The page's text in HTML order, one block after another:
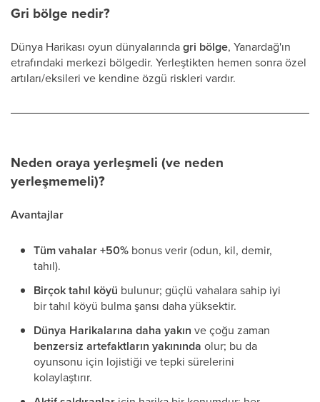
Gri bölge nedir?
Dünya Harikası oyun dünyalarındagri bölge, Yanardağ'ın
etrafındaki merkezi bölgedir. Yerleştikten hemen sonra özel
artıları/eksileri ve kendine özgü riskleri vardır.
Neden oraya yerleşmeli (ve neden
yerleşmemeli)?
Avantajlar
Tüm vahalar +50% bonus verir (odun, kil, demir,
tahıl).
Birçok tahıl köyü bulunur; güçlü vahalara sahip iyi
bir tahıl köyü bulma şansı daha yüksektir.
Dünya Harikalarına daha yakın ve çoğu zaman
benzersiz artefaktların yakınında olur; bu da
oyunsonu için lojistiği ve tepki sürelerini
kolaylaştırır.